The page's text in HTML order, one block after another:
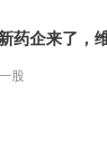
药企来了，
股